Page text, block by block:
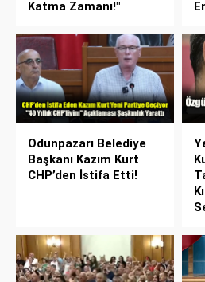
Katma Zamanı!"
Odunpazarı Belediye
Başkanı Kazım Kurt
CHP’den İstifa Etti!